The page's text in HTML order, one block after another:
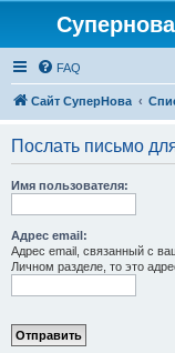
FAQ
Сайт СуперНова
Послать письмо
Имя пользователя:
Адрес email:
Адрес email, связанный с
Личном разделе, то это